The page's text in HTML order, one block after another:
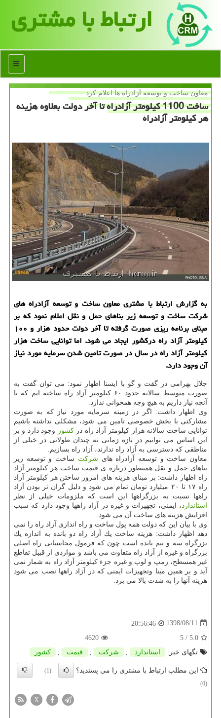
ارتباط با مشتری
منو
معاون ساخت و توسعه آزادراه ها اعلام كرد
ساخت 1100 كیلومتر آزادراه تا آخر دولت بعلاوه هزینه
هر كیلومتر آزادراه
به گزارش ارتباط با مشتری معاون ساخت و توسعه آزادراه های
شركت ساخت و توسعه زیر بناهای حمل و نقل اعلام نمود كه بر
مبنای برنامه ریزی صورت گرفته تا آخر دولت حدود هزار و ۱۰۰
كیلومتر آزاد راه دركشور ایجاد می شود. اما توانایی ساخت هزار
كیلومتر آزاد راه در سال در صورت تامین شدن سرمایه مورد نیاز
آن وجود دارد.
جلال بهرامی در گفت و گو با ایسنا اظهار نمود: می توان گفت به
صورت متوسط سالانه حدود ۶۰ كیلومتر آزاد راه ساخته ایم كه با
آنچه نیاز داریم به هیچ وجه همخوانی ندارد.
وی اظهار داشت: اگر در زمینه سرمایه مورد نیاز كه به صورت
مشاركتی با بخش خصوصی تامین می شود، مشكلی نداشته باشیم
توانایی ساخت سالانه هزار كیلومتر آزاد راه دركشور
وجود دارد و بر
این اساس می توانیم در بازه زمانی نه چندان طولانی در خیلی از
مناطقی كه دسترسی به آزاد راه ندارند، آزاد راه بسازیم.
معاون ساخت و توسعه آزادراه های شركت ساخت و توسعه زیر
بناهای حمل و نقل همینطور درباره ی قیمت ساخت هر كیلومتر آزاد
راه اظهار داشت: بر مبنای هزینه های امروز ساختن هر كیلومتر آزاد
راه ۱۷ تا ۲۰ میلیارد تومان تمام می شود و دلیل گران تر بودن آزاد
راهها نسبت به بزرگراهها این است كه ملزومات خیلی از نظر
استاندارد، ایمنی، تجهیزات و غیره در آزاد راهها وجود دارد كه سبب
افزایش هزینه های ساخت آن می شود.
وی با بیان این كه دولت همه پول ساخت و راه اندازی آزاد راه را نمی
دهد اظهار داشت: هزینه ساخت یك آزاد راه دو بانده به اندازه یك
بزرگراه سه و نیم بانده است چون كه فرمول محاسباتی راه اصلی
بزرگراه و غیره از آزاد راه متفاوت می باشد و مواردی از قبیل تقاطع
غیر همسطح، رمپ و لوپ و غیره جزء كیلومتر آزاد راه به شمار نمی
آید و بر همین مبنا وتجهیزات ایمنی كه در آزاد راهها نصب می شود
هزینه آنها را به شدت بالا می برد.
1398/08/11
20:56:46
5.0
/ 5
4620
تگهای خبر:
استاندارد , شركت , قیمت , كشور
این مطلب ارتباط با مشتری را می پسندید؟
(1)
(0)
X